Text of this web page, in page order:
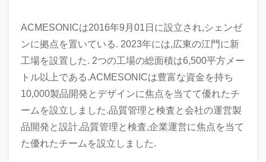
ACMESONICは2016年9月01日に設立され,シェンゼ
ンに拠点を置いている. 2023年には,広東の江門に新
工場を設置した. 2つの工場の総面積は6,500平方メー
トル以上である.ACMESONICは豊富な資金を持ち
10,000製品開発とデザインに焦点を当てて優れたチ
ームを設立しました.品質管理と検査と会社の運営製
品開発と設計,品質管理と検査,企業運営に焦点を当て
た優れたチームを設立しました.